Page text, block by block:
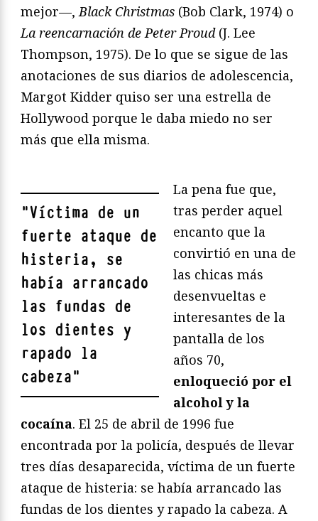
mejor—, Black Christmas (Bob Clark, 1974) o
La reencarnación de Peter Proud(J. Lee
Thompson, 1975). De lo que se sigue de las
anotaciones de sus diarios de adolescencia,
Margot Kidder quiso ser una estrella de
Hollywood porque le daba miedo no ser
más que ella misma.
"Víctima de un
fuerte ataque de
histeria, se
había arrancado
las fundas de
los dientes y
rapado la
cabeza"
La pena fue que,
tras perder aquel
encanto que la
convirtió en una de
las chicas más
desenvueltas e
interesantes de la
pantalla de los
años 70,
enloqueció por el
alcohol y la
cocaína. El 25 de abril de 1996 fue
encontrada por la policía, después de llevar
tres días desaparecida, víctima de un fuerte
ataque de histeria: se había arrancado las
fundas de los dientes y rapado la cabeza. A